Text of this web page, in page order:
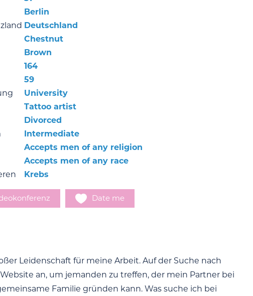
Berlin
Deutschland
Chestnut
Brown
164
59
University
Tattoo artist
Divorced
Intermediate
Accepts men of any religion
Accepts men of any race
Krebs
Date me
Leidenschaft für meine Arbeit. Auf der Suche nach
an, um jemanden zu treffen, der mein Partner bei
Familie gründen kann. Was suche ich bei